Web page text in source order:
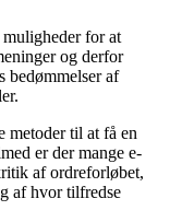
for at
og derfor
bedømmelser af
metoder til at få en
er der mange e-
af ordreforløbet,
af hvor tilfredse